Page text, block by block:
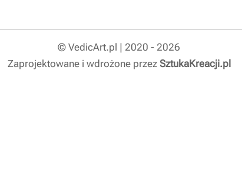
© VedicArt.pl | 2020 - 2026
Zaprojektowane i wdrożone przez SztukaKreacji.pl